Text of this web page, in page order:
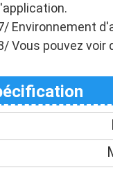
Environnement
Vous pouvez voir